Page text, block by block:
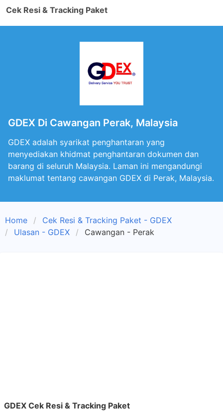
Cek Resi & Tracking Paket
GDEX Di Cawangan Perak, Malaysia
GDEX adalah syarikat penghantaran yang
menyediakan khidmat penghantaran dokumen dan
barang di seluruh Malaysia. Laman ini mengandungi
maklumat tentang cawangan GDEX di Perak, Malaysia.
Home
Cek Resi & Tracking Paket - GDEX
Ulasan - GDEX
Cawangan - Perak
GDEX Cek Resi & Tracking Paket